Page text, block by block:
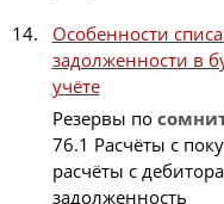
Особенности
задолженности в
учёте
Резервы по
76.1 Расчёты с
расчёты с
задолженность